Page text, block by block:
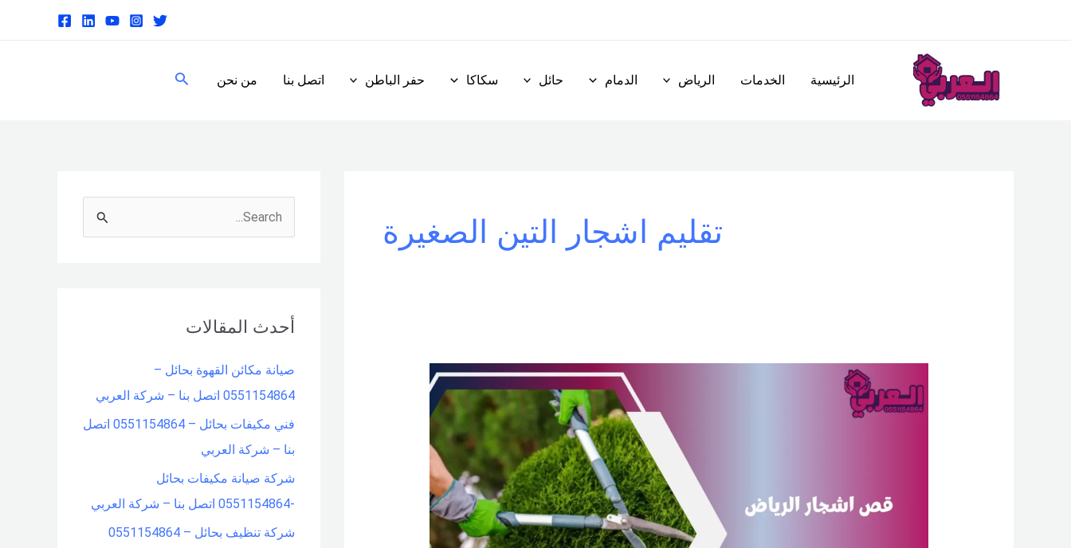
الرئيسية الخدمات الرياض الدمام حائل سكاكا حفر الباطن اتصل بنا من نحن البحث
تقليم اشجار التين الصغيرة
اشجار
الرياض
c
f
o
r
:
أحدث المقالات
صيانة مكائن القهوة بحائل –
0551154864 اتصل بنا – شركة العربي
فني مكيفات بحائل – 0551154864 اتصل
بنا – شركة العربي
شركة صيانة مكيفات بحائل
-0551154864 اتصل بنا – شركة العربي
شركة تنظيف بحائل – 0551154864